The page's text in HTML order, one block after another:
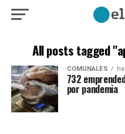
All posts tagged
COMUNALES
732
por pandemia